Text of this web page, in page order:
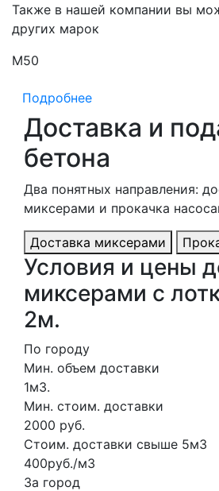
Также в нашей компании вы
других марок
М50
Подробнее
Доставка и
бетона
Два понятных направления:
миксерами и прокачка
Доставка миксерами
Условия и цены
миксерами с
2м.
По городу
Мин. объем доставки
1м3.
Мин. стоим. доставки
2000 руб.
Стоим. доставки свыше 5м3
400руб./м3
За город